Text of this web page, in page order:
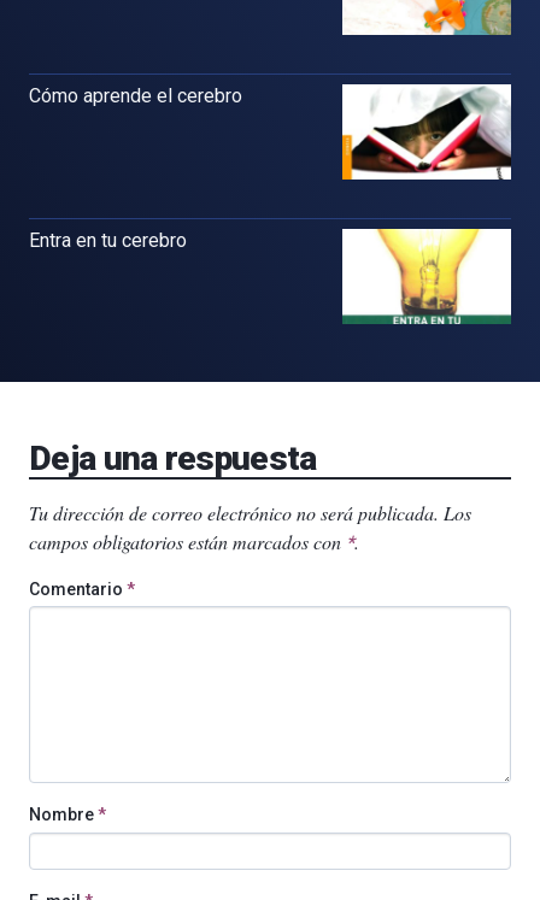
Cómo aprende el cerebro
Entra en tu cerebro
Deja una respuesta
Tu dirección de correo electrónico no será publicada. Los
campos obligatorios están marcados con *.
Comentario *
Nombre*